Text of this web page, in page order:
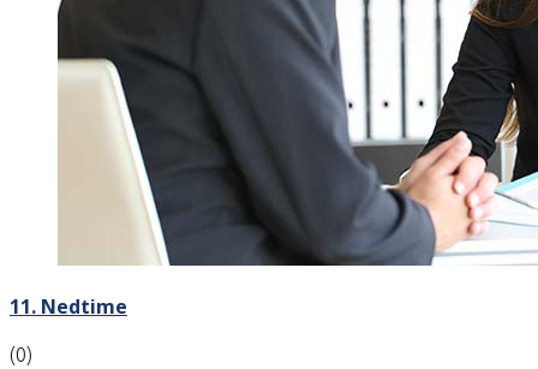
11. Nedtime
(0)